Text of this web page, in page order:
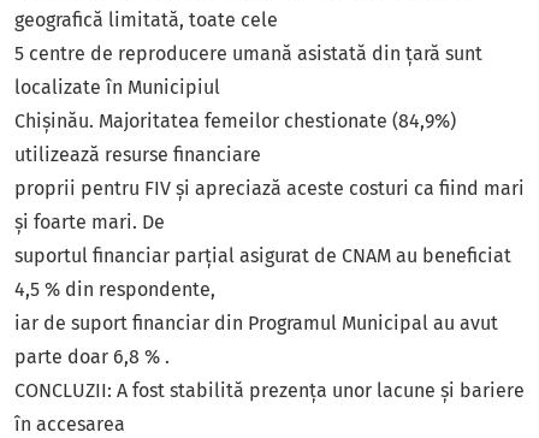
geografică limitată, toate cele
5 centre de reproducere umană asistată din țară sunt
localizate în Municipiul
Chișinău. Majoritatea femeilor chestionate (84,9%)
utilizează resurse financiare
proprii pentru FIV și apreciază aceste costuri ca fiind mari
și foarte mari. De
suportul financiar parțial asigurat de CNAM au beneficiat
4,5 % din respondente,
iar de suport financiar din Programul Municipal au avut
parte doar 6,8 % .
CONCLUZII: A fost stabilită prezența unor lacune și bariere
în accesarea